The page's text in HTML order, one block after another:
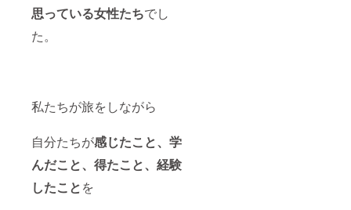
思っている女性たちでし
た。
私たちが旅をしながら
自分たちが感じたこと、学
んだこと、得たこと、経験
したことを